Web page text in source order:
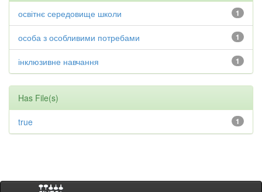
1
освітнє середовище школи
1
особа з особливими потребами
1
інклюзивне навчання
Has File(s)
1
true